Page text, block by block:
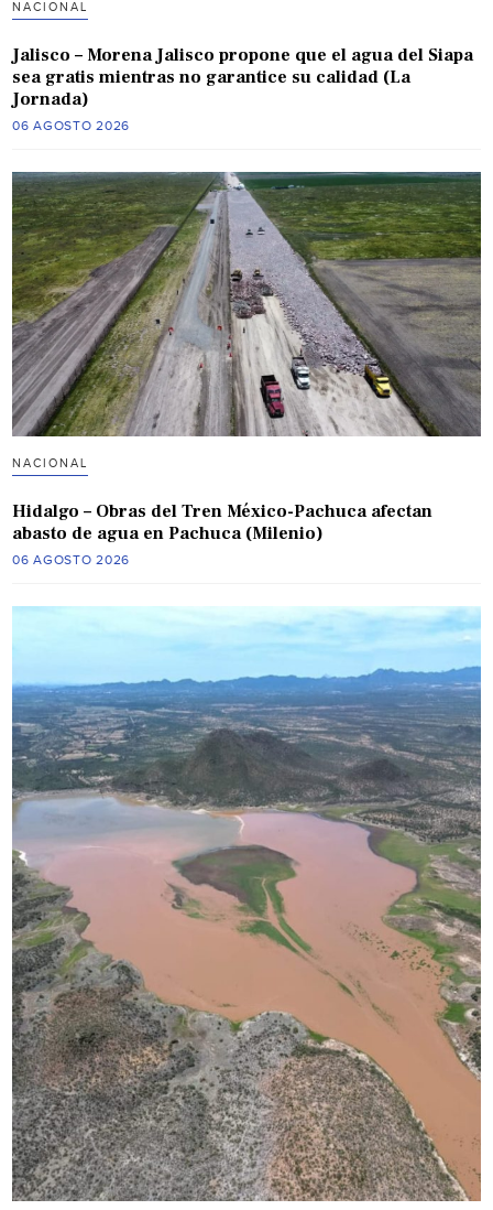
NACIONAL
Jalisco – Morena Jalisco propone que el agua del Siapa
sea gratis mientras no garantice su calidad (La
Jornada)
06 AGOSTO 2026
NACIONAL
Hidalgo – Obras del Tren México-Pachuca afectan
abasto de agua en Pachuca (Milenio)
06 AGOSTO 2026